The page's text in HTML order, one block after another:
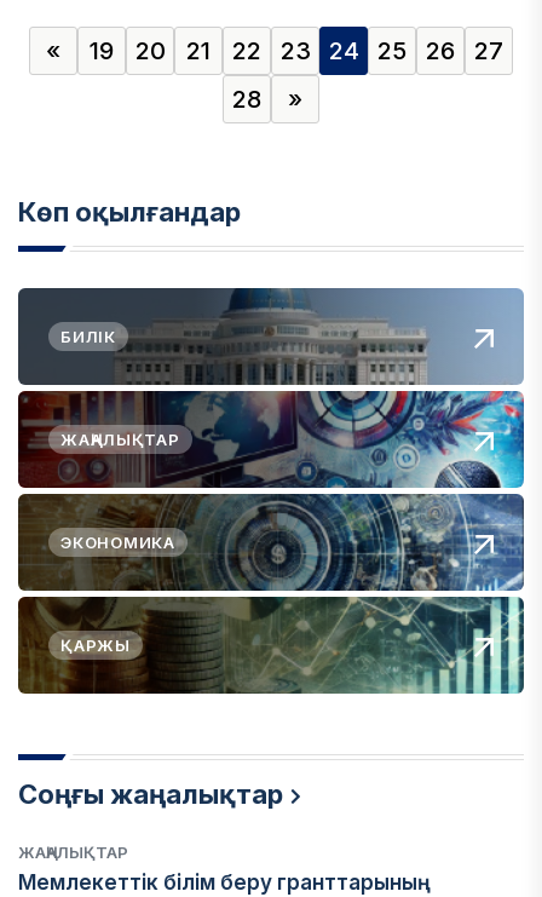
« 19 20 21 22 23 24 25 26
27
28
»
Көп оқылғандар
БИЛІК
ЖАҢАЛЫҚТАР
ЭКОНОМИКА
ҚАРЖЫ
Соңғы жаңалықтар
ЖАҢАЛЫҚТАР
Мемлекеттік білім беру гранттарының